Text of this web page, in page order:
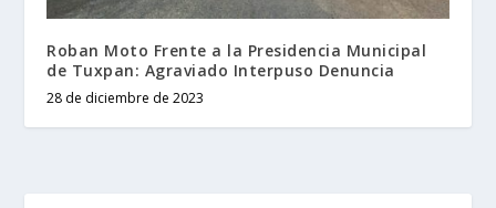
Roban Moto Frente a la Presidencia Municipal
de Tuxpan: Agraviado Interpuso Denuncia
28 de diciembre de 2023